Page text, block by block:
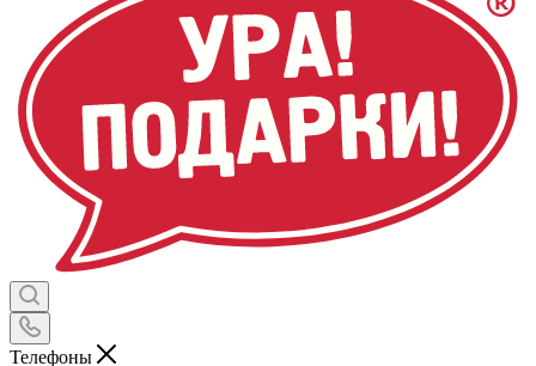
Телефоны